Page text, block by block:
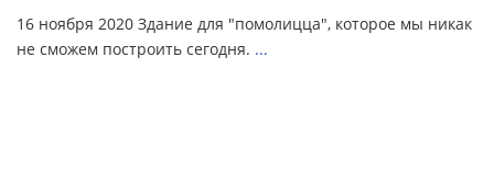
16 ноября 2020 Здание для "помолицца", которое мы никак
не сможем построить сегодня. ...